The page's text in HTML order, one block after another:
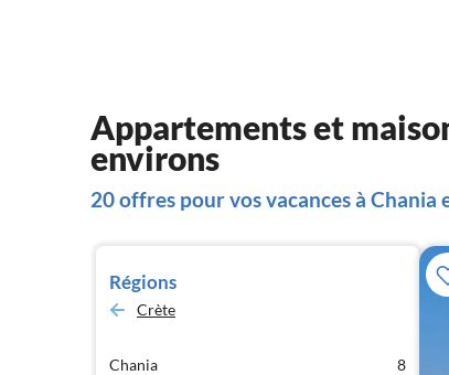
Appartements et
environs
20 offres pour vos vacances à Chania
Régions
Crète
Chania
8